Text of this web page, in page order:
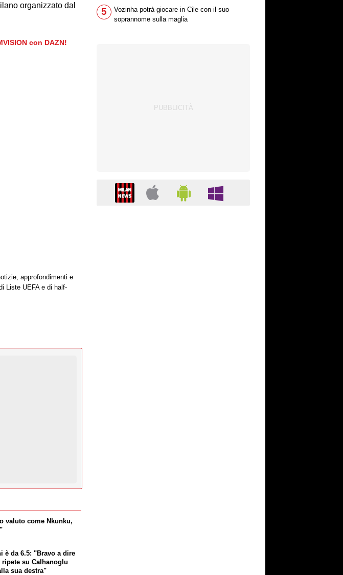
organizzato dal
con DAZN!
approfondimenti e
Liste UEFA e di half-
valuto come Nkunku,
è da 6.5: "Bravo a dire
su Calhanoglu
sua destra"
5
Vozinha potrà giocare in Cile con il suo
soprannome sulla maglia